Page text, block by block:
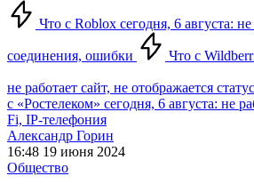
Что с Roblox сегодня, 6 августа: не
соединения, ошибки Что с
не работает сайт, не отображается
с «Ростелеком» сегодня, 6 августа: не
Fi, IP-телефония
Александр Горин
16:48 19 июня 2024
Общество